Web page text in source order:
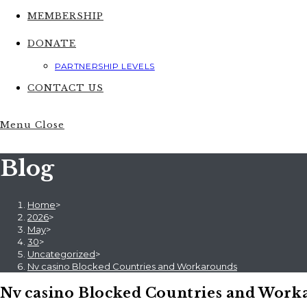
MEMBERSHIP
DONATE
PARTNERSHIP LEVELS
CONTACT US
Menu Close
Blog
Home>
2026>
May>
30>
Uncategorized>
Nv casino Blocked Countries and Workarounds
Nv casino Blocked Countries and